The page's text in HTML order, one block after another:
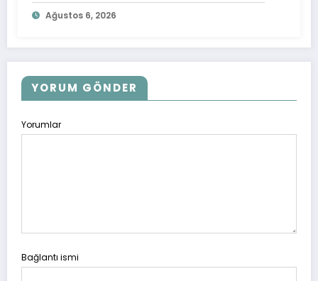
Ağustos 6, 2026
YORUM GÖNDER
Yorumlar
Bağlantı ismi